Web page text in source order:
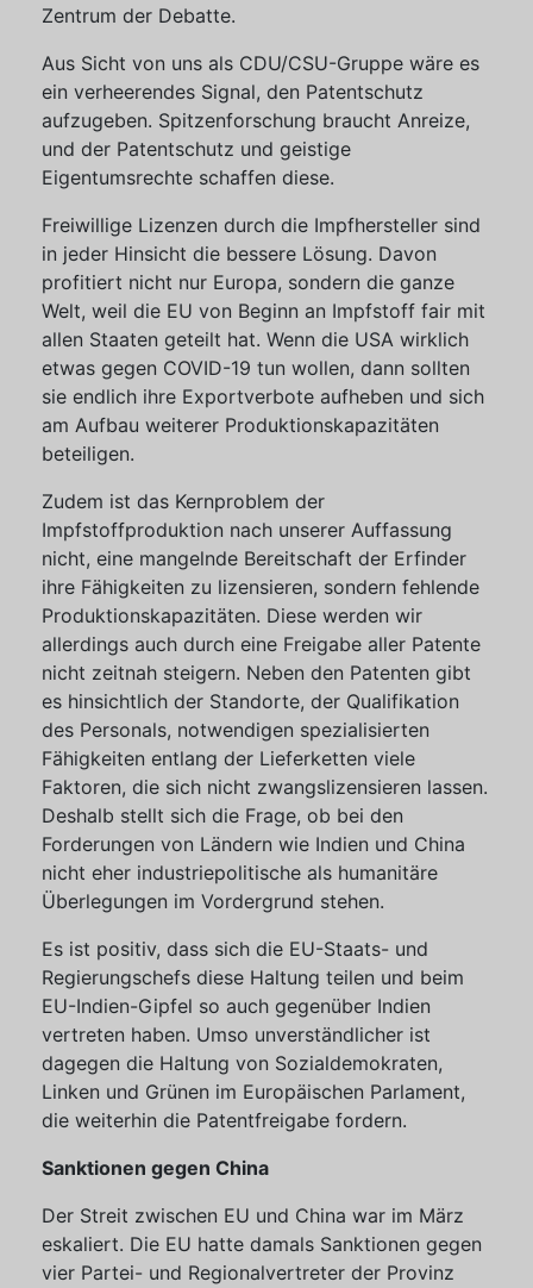
Zentrum der Debatte.
Aus Sicht von uns als CDU/CSU-Gruppe wäre es
ein verheerendes Signal, den Patentschutz
aufzugeben. Spitzenforschung braucht Anreize,
und der Patentschutz und geistige
Eigentumsrechte schaffen diese.
Freiwillige Lizenzen durch die Impfhersteller sind
in jeder Hinsicht die bessere Lösung. Davon
profitiert nicht nur Europa, sondern die ganze
Welt, weil die EU von Beginn an Impfstoff fair mit
allen Staaten geteilt hat. Wenn die USA wirklich
etwas gegen COVID-19 tun wollen, dann sollten
sie endlich ihre Exportverbote aufheben und sich
am Aufbau weiterer Produktionskapazitäten
beteiligen.
Zudem ist das Kernproblem der
Impfstoffproduktion nach unserer Auffassung
nicht, eine mangelnde Bereitschaft der Erfinder
ihre Fähigkeiten zu lizensieren, sondern fehlende
Produktionskapazitäten. Diese werden wir
allerdings auch durch eine Freigabe aller Patente
nicht zeitnah steigern. Neben den Patenten gibt
es hinsichtlich der Standorte, der Qualifikation
des Personals, notwendigen spezialisierten
Fähigkeiten entlang der Lieferketten viele
Faktoren, die sich nicht zwangslizensieren lassen.
Deshalb stellt sich die Frage, ob bei den
Forderungen von Ländern wie Indien und China
nicht eher industriepolitische als humanitäre
Überlegungen im Vordergrund stehen.
Es ist positiv, dass sich die EU-Staats- und
Regierungschefs diese Haltung teilen und beim
EU-Indien-Gipfel so auch gegenüber Indien
vertreten haben. Umso unverständlicher ist
dagegen die Haltung von Sozialdemokraten,
Linken und Grünen im Europäischen Parlament,
die weiterhin die Patentfreigabe fordern.
Sanktionen gegen China
Der Streit zwischen EU und China war im März
eskaliert. Die EU hatte damals Sanktionen gegen
vier Partei- und Regionalvertreter der Provinz